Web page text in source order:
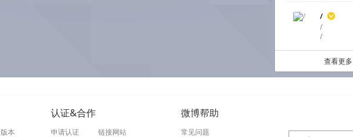
/
/
/
查看更多
本
认证&合作
申请认证 链接网站
微博帮助
常见问题